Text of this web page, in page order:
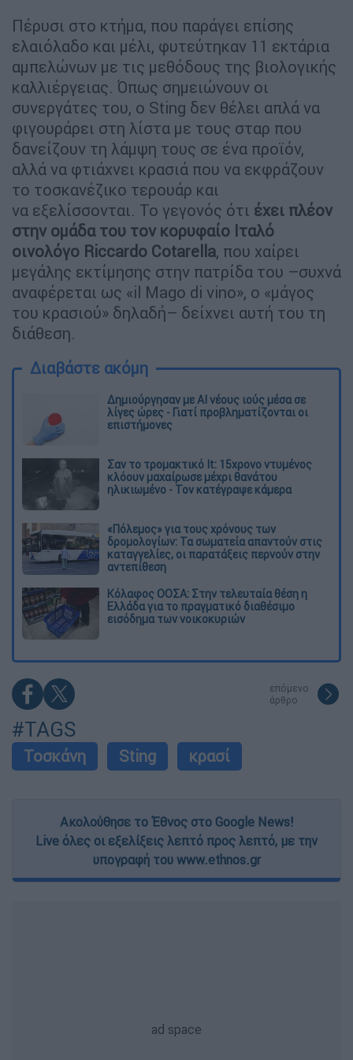
Πέρυσι στο κτήμα, που παράγει επίσης
ελαιόλαδο και μέλι, φυτεύτηκαν 11 εκτάρια
αμπελώνων με τις μεθόδους της βιολογικής
καλλιέργειας. Όπως σημειώνουν οι
συνεργάτες του, ο Sting δεν θέλει απλά να
φιγουράρει στη λίστα με τους σταρ που
δανείζουν τη λάμψη τους σε ένα προϊόν,
αλλά να φτιάχνει κρασιά που να εκφράζουν
το τοσκανέζικο τερουάρ και
να εξελίσσονται. Το γεγονός ότι έχει πλέον
στην ομάδα του τον κορυφαίο Ιταλό
οινολόγο Riccardo Cotarella, που χαίρει
μεγάλης εκτίμησης στην πατρίδα του –συχνά
αναφέρεται ως «il Mago di vino», ο «μάγoς
του κρασιού» δηλαδή– δείχνει αυτή του τη
διάθεση.
Διαβάστε ακόμη
Δημιούργησαν με AI νέους ιούς μέσα σε
λίγες ώρες - Γιατί προβληματίζονται οι
επιστήμονες
Σαν το τρομακτικό It: 15χρονο ντυμένος
κλόουν μαχαίρωσε μέχρι θανάτου
ηλικιωμένο - Τον κατέγραψε κάμερα
«Πόλεμος» για τους χρόνους των
δρομολογίων: Τα σωματεία απαντούν στις
καταγγελίες, οι παρατάξεις περνούν στην
αντεπίθεση
Κόλαφος ΟΟΣΑ: Στην τελευταία θέση η
Ελλάδα για το πραγματικό διαθέσιμο
εισόδημα των νοικοκυριών
επόμενο
άρθρο
#TAGS
Τοσκάνη Sting κρασί
Ακολούθησε το Έθνος στο Google News!
Live όλες οι εξελίξεις λεπτό προς λεπτό, με την
υπογραφή του www.ethnos.gr